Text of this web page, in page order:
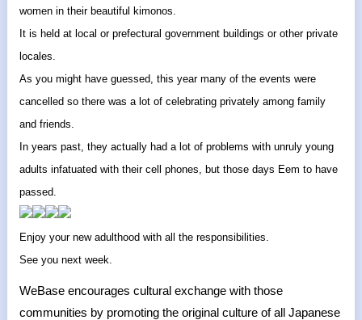
women in their beautiful kimonos.
It is held at local or prefectural government buildings or other private
locales.
As you might have guessed, this year many of the events were
cancelled so there was a lot of celebrating privately among family
and friends.
In years past, they actually had a lot of problems with unruly young
adults infatuated with their cell phones, but those days Eem to have
passed.
Enjoy your new adulthood with all the responsibilities.
See you next week.
WeBase encourages cultural exchange with those
communities by promoting the original culture of all Japanese